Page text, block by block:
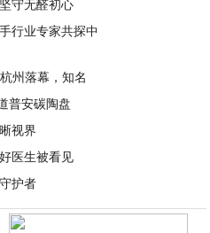
守无醛初心
行业专家共探中
州落幕，知名
普安碳陶盘
视界
医生被看见
护者
2026-03-31